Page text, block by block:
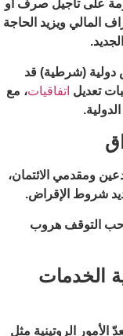
على تأجيل صرف أو
المالي ويزيد الحاجة
(شرطية) قد
تعديل اتفاقيات، مع
ومقدمي الائتمان،
شروط الإقراض.
التوقف هروب
الخدمات
الأمور الروتينية مثل